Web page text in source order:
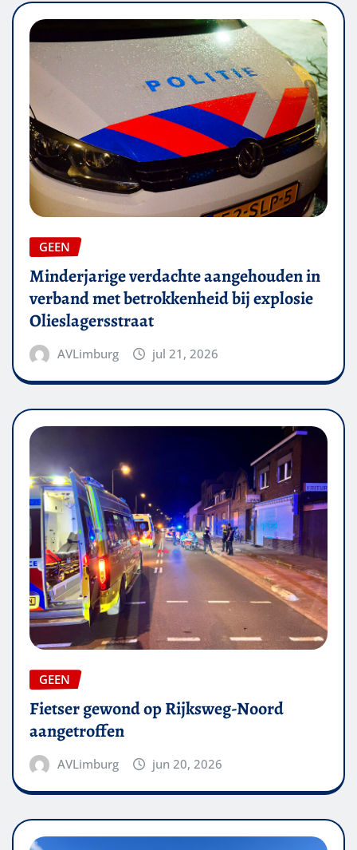
GEEN
Minderjarige verdachte aangehouden in
verband met betrokkenheid bij explosie
Olieslagersstraat
AVLimburg jul 21, 2026
GEEN
Fietser gewond op Rijksweg-Noord
aangetroffen
AVLimburg jun 20, 2026